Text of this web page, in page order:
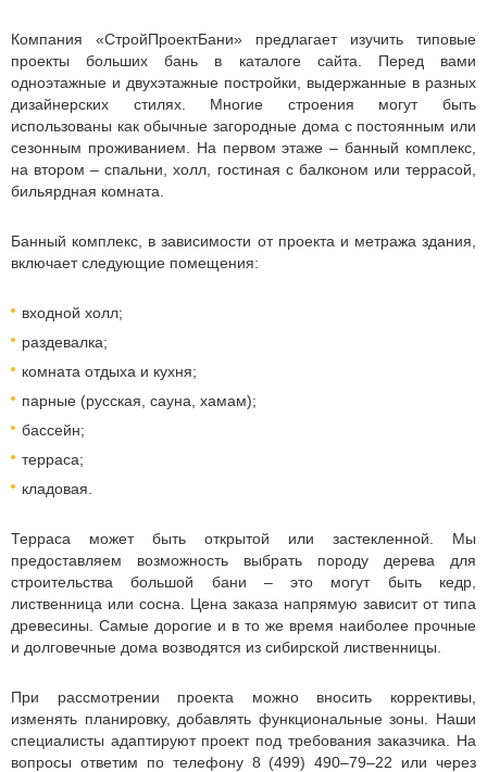
Компания «СтройПроектБани» предлагает изучить типовые
проекты больших бань в каталоге сайта. Перед вами
одноэтажные и двухэтажные постройки, выдержанные в разных
дизайнерских стилях. Многие строения могут быть
использованы как обычные загородные дома с постоянным или
сезонным проживанием. На первом этаже – банный комплекс,
на втором – спальни, холл, гостиная с балконом или террасой,
бильярдная комната.
Банный комплекс, в зависимости от проекта и метража здания,
включает следующие помещения:
входной холл;
раздевалка;
комната отдыха и кухня;
парные (русская, сауна, хамам);
бассейн;
терраса;
кладовая.
Терраса может быть открытой или застекленной. Мы
предоставляем возможность выбрать породу дерева для
строительства большой бани – это могут быть кедр,
лиственница или сосна. Цена заказа напрямую зависит от типа
древесины. Самые дорогие и в то же время наиболее прочные
и долговечные дома возводятся из сибирской лиственницы.
При рассмотрении проекта можно вносить коррективы,
изменять планировку, добавлять функциональные зоны. Наши
специалисты адаптируют проект под требования заказчика. На
вопросы ответим по телефону 8 (499) 490–79–22 или через